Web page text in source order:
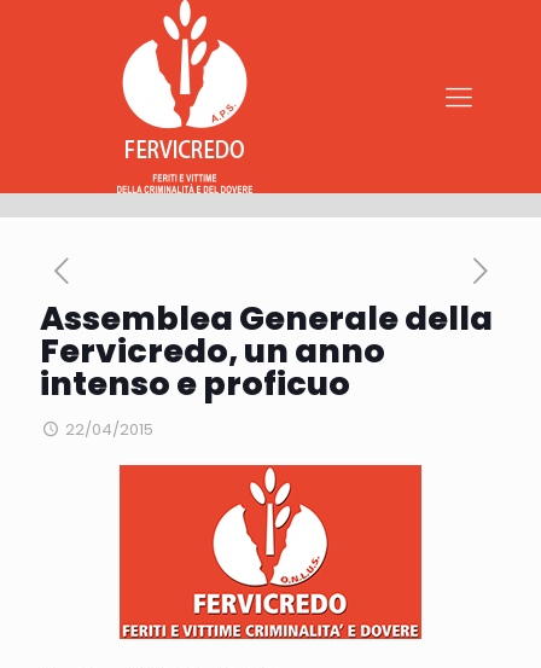
Assemblea Generale della
Fervicredo, un anno
intenso e proficuo
22/04/2015